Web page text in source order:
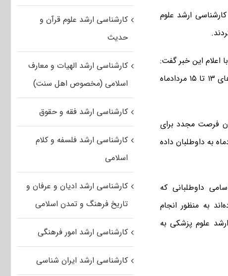
ارشد علوم
این خبر گفت:
پس از اعلام نتایج مرحله نخست آزمون کارشناسی ارشد علوم پزشکی سال ۹۶ روزهای ۱۳ تا ۱۵ مردادماه
فرصت مجدد برای
رشته نشده بودند، مهلت دوباره‌ای از ۱۸ تا ۲۰ مردادماه به داوطلبان داده
داوطلبانی که
به منظور انجام
علوم پزشکی به
کارشناسی ارشد علوم قرآن و
حدیث
کارشناسی ارشد الهیات و معارف
اسلامی (مخصوص اهل سنت)
کارشناسی ارشد فقه و حقوق
کارشناسی ارشد فلسفه و کلام
اسلامی
کارشناسی ارشد ادیان و عرفان و
تاریخ فرهنگ و تمدن اسلامی
کارشناسی ارشد امور فرهنگی
کارشناسی ارشد ایران شناسی